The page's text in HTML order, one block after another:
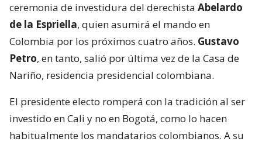
ceremonia de investidura del derechista Abelardo
de la Espriella, quien asumirá el mando en
Colombia por los próximos cuatro años. Gustavo
Petro, en tanto, salió por última vez de la Casa de
Nariño, residencia presidencial colombiana.
El presidente electo romperá con la tradición al ser
investido en Cali y no en Bogotá, como lo hacen
habitualmente los mandatarios colombianos. A su